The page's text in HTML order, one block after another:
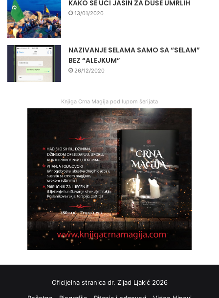
KAKO SE UČI JASIN ZA DUŠE UMRLIH
13/01/2020
NAZIVANJE SELAMA SAMO SA “SELAM”
BEZ “ALEJKUM”
26/12/2020
Knjiga Crna Magija pod lupom šerijata
Oficijelna stranica dr. Zijad Ljakić 2026